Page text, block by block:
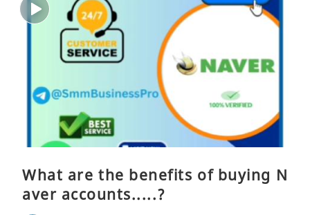
What are the benefits of buying N
aver accounts.....?